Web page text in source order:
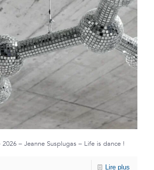
2026 – Jeanne Susplugas – Life is dance !
Lire plus